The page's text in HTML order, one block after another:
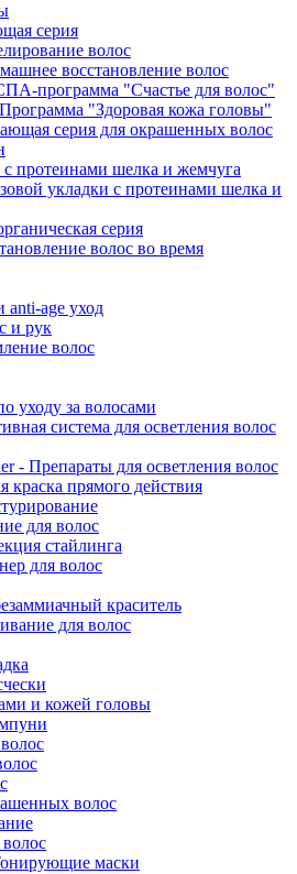
серия
волос
восстановление волос
программа "Счастье для волос"
"Здоровая кожа головы"
серия для окрашенных волос
протеинами шелка и жемчуга
укладки с протеинами шелка и
серия
волос во время
age уход
и рук
волос
уходу за волосами
система для осветления волос
- Препараты для осветления волос
краска прямого действия
для волос
стайлинга
для волос
краситель
для волос
и кожей головы
волос
маски